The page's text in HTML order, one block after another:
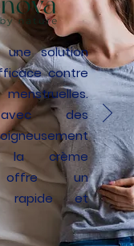
une solution
contre
des
la crème
offre un
rapide et